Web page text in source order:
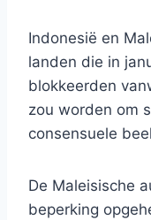
Indonesië en
landen die in
blokkeerden
zou worden om
consensuele
De Maleisische
beperking